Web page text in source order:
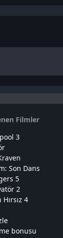
Filmler
3
Son Dans
5
2
Hırsız 4
bonusu